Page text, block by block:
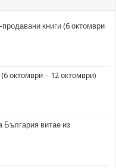
книги (6 октомври
октомври – 12 октомври)
България витае из